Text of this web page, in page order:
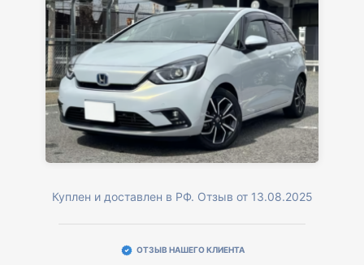
Куплен и доставлен в РФ. Отзыв от 13.08.2025
ОТЗЫВ НАШЕГО КЛИЕНТА